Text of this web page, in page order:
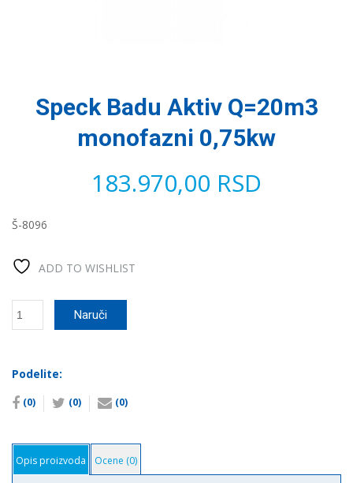
Speck Badu Aktiv Q=20m3
monofazni 0,75kw
183.970,00 RSD
Š-8096
ADD TO WISHLIST
Speck
monofazni
количина
Naruči
Podelite:
(0) (0) (0)
Opis proizvoda Ocene (0)